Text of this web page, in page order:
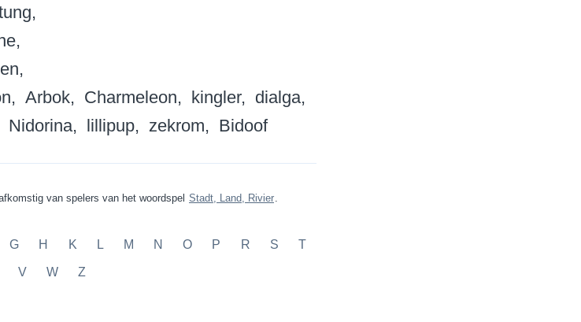
Arbok Charmeleon kingler
dialga
Nidorina lillipup zekrom Bidoof
van spelers van het woordspel Stadt, Land, Rivier.
G H K L M N O P R S T
V W Z